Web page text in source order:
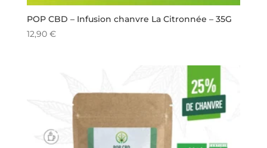
POP CBD – Infusion chanvre La Citronnée – 35G
12,90 €